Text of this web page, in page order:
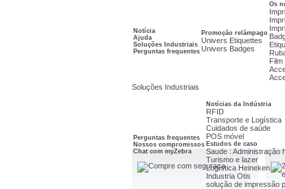
Notícia
Ajuda
Soluções Industriais
Perguntas frequentes
Promoção relâmpago
Univers Etiquettes
Univers Badges
Os
Soluções Industriais
Perguntas frequentes
Nossos compromissos
Chat com myZebra
Notícias da Indústria
RFID
Transporte e Logística
Cuidados de saúde
POS móvel
Estudos de caso
Saude : Administração
Turismo e lazer
Logística Heineken
Industria Otis
solução de impressão